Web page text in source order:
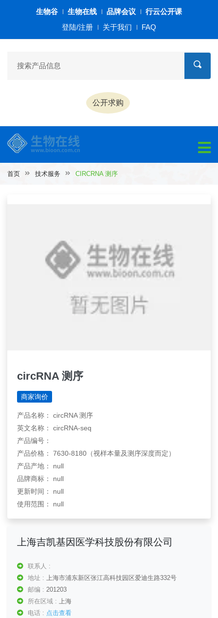
生物谷 生物在线 品牌会议
行云公开课
登陆/注册
关于我们 FAQ
公开求购
首页 技术服务 CIRCRNA 测序
circRNA 测序
商家询价
产品名称： circRNA 测序
英文名称： circRNA-seq
产品编号：
产品价格： 7630-8180（视样本量及测序深度而定）
产品产地： null
品牌商标： null
更新时间： null
使用范围： null
上海吉凯基因医学科技股份有限公司
联系人 :
地址 : 上海市浦东新区张江高科技园区爱迪生路332号
邮编 : 201203
所在区域 : 上海
电话 : 点击查看